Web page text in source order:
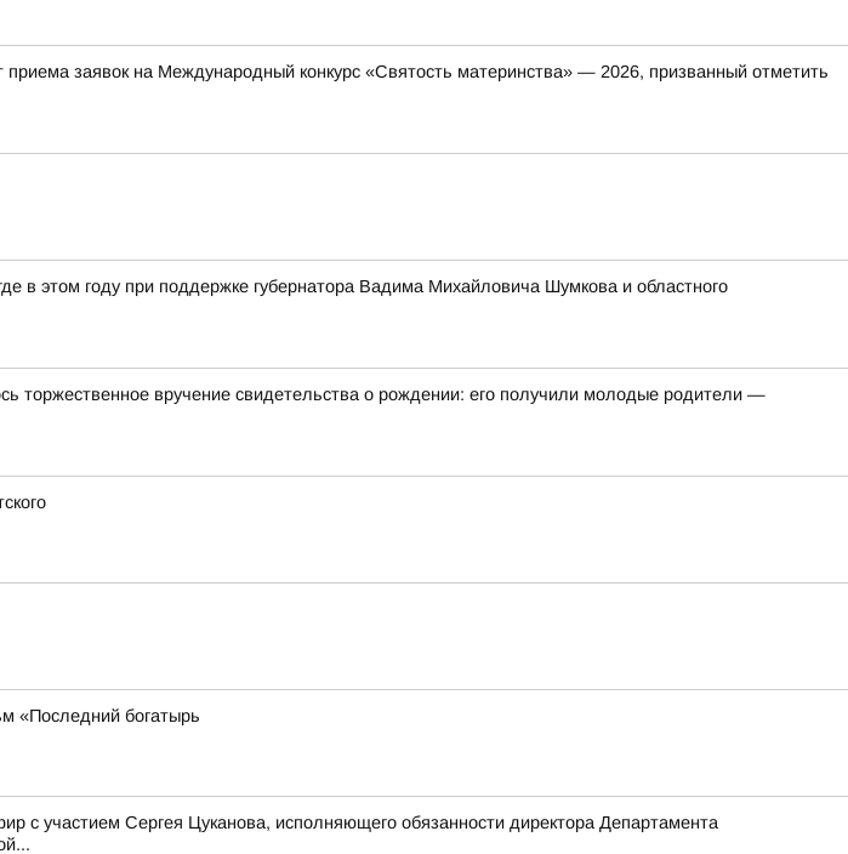
заявок на Международный конкурс «Святость материнства» — 2026, призванный отметить
в этом году при поддержке губернатора Вадима Михайловича Шумкова и областного
вручение свидетельства о рождении: его получили молодые родители —
«Последний богатырь
с участием Сергея Цуканова, исполняющего обязанности директора Департамента